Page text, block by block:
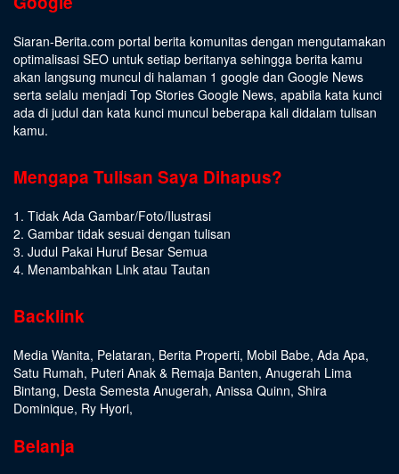
Siaran-Berita.com portal berita komunitas dengan mengutamakan
optimalisasi SEO untuk setiap beritanya sehingga berita kamu
akan langsung muncul di halaman 1 google dan Google News
serta selalu menjadi Top Stories Google News, apabila kata kunci
ada di judul dan kata kunci muncul beberapa kali didalam tulisan
kamu.
Mengapa Tulisan Saya Dihapus?
1. Tidak Ada Gambar/Foto/Ilustrasi
2. Gambar tidak sesuai dengan tulisan
3. Judul Pakai Huruf Besar Semua
4. Menambahkan Link atau Tautan
Backlink
Media Wanita, Pelataran, Berita Properti, Mobil Babe, Ada Apa,
Satu Rumah, Puteri Anak & Remaja Banten, Anugerah Lima
Bintang, Desta Semesta Anugerah, Anissa Quinn, Shira
Dominique, Ry Hyori,
Belanja